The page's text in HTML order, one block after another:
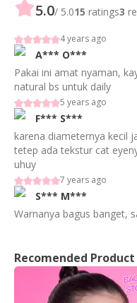
5.0/ 5.015 ratings3
4 years ago
A*** O***
Pakai ini amat nyaman,
natural bs untuk daily
5 years ago
F*** S***
karena diameternya kecil
tetep ada tekstur cat
uhuy
7 years ago
S*** M***
Warnanya bagus banget,
Recomended Product